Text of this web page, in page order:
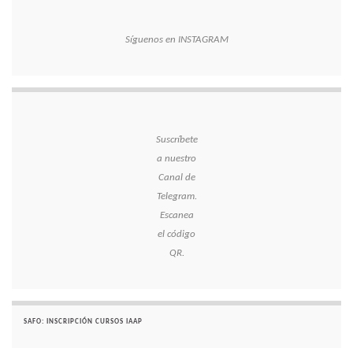
Síguenos en INSTAGRAM
Suscríbete
a nuestro
Canal de
Telegram.
Escanea
el código
QR.
SAFO: INSCRIPCIÓN CURSOS IAAP